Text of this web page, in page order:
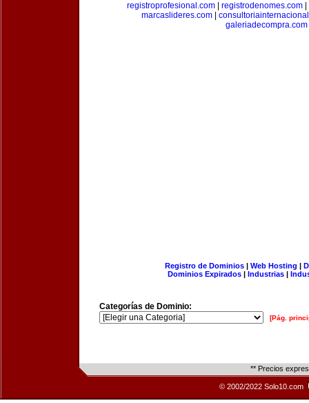
registroprofesional.com| registrodenomes.com|
marcaslideres.com
galeriadecompra.com
Registro de Dominios| Web Hosting |
Dominios Expirados | Industrias |
Categorías de Dominio:
[Pág.
** Precios
© 2002/2022 Solo10.com